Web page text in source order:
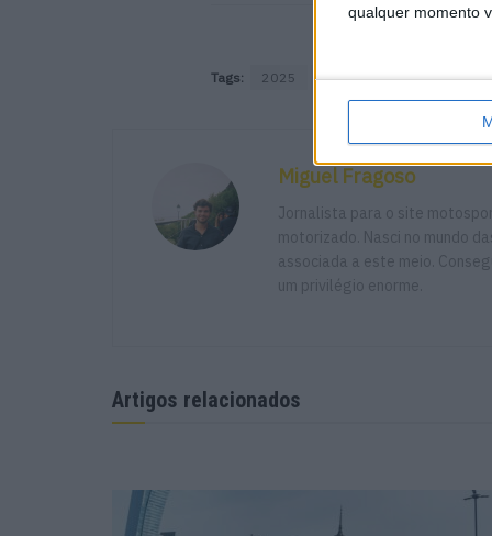
qualquer momento
Tags: 2025 MITT Motas
Miguel Fragoso
Jornalista para o site
motorizado. Nasci no mundo
associada a este meio.
um privilégio enorme.
Artigos relacionados
Tampas GB Racing para a Ducati
POR